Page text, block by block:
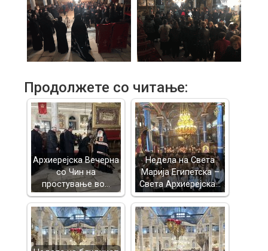
Продолжете со читање:
Архиерејска Вечерна
со Чин на
простување во…
Недела на Света
Марија Египетска –
Света Архиерејска…